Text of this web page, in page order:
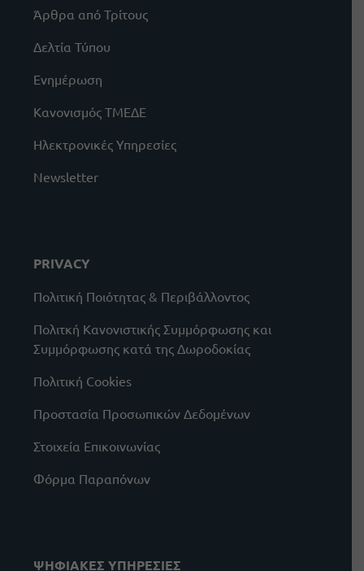
Άρθρα από Τρίτους
Δελτία Τύπου
Ενημέρωση
Κανονισμός ΤΜΕΔΕ
Ηλεκτρονικές Υπηρεσίες
Newsletter
PRIVACY
Πολιτική Ποιότητας & Περιβάλλοντος
Πολιτκή Κανονιστικής Συμμόρφωσης και
Συμμόρφωσης κατά της Δωροδοκίας
Πολιτική Cookies
Προστασία Προσωπικών Δεδομένων
Στοιχεία Επικοινωνίας
Φόρμα Παραπόνων
ΨΗΦΙΑΚΕΣ ΥΠΗΡΕΣΙΕΣ